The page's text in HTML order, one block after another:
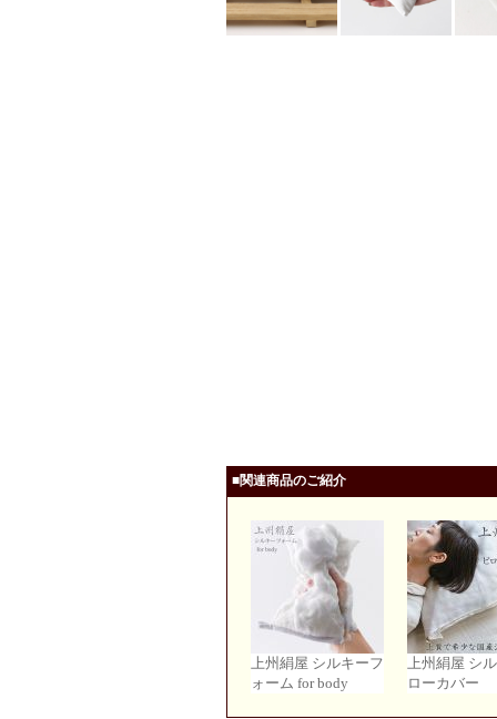
■関連商品のご紹介
上州絹屋 シルキーフ
ォーム for body
上州絹屋 シ
ローカバー